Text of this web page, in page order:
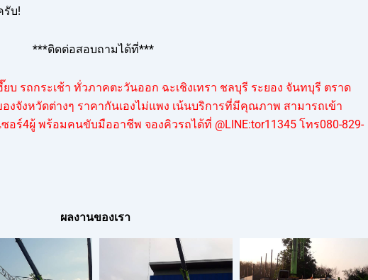
บ!
***ติดต่อสอบถามได้ที่***
บ รถกระเช้า ทั่วภาคตะวันออก ฉะเชิงเทรา ชลบุรี ระยอง จันทบุรี ตราด
งจังหวัดต่างๆ ราคากันเองไม่แพง เน้นบริการที่มีคุณภาพ สามารถเข้า
ซอร์4ผู้ พร้อมคนขับมืออาชีพ จองคิวรถได้ที่ @LINE:tor11345 โทร080-829-
ผลงานของเรา